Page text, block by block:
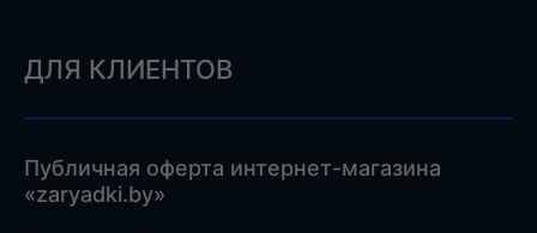
ДЛЯ КЛИЕНТОВ
Публичная оферта интернет-магазина
«zaryadki.by»